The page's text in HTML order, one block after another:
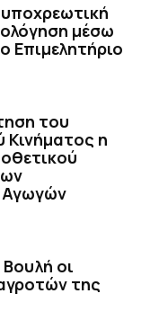
μέσω
Επιμελητήριο
του
Κινήματος η
Αγωγών
οι
της